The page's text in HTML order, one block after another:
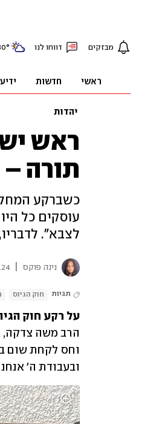
מבזקים דווחו לנו °
ראשי חדשות
יהדות
ראש
תורה –
כשברקע
עוסקים כל
לצבא".
נינה פוקס
תגיות חוק הגיוס
על רקע חוק
ובעבודת ה'